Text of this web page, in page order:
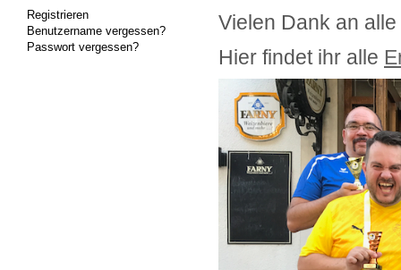
Registrieren
Benutzername vergessen?
Passwort vergessen?
Vielen Dank an
Hier findet ihr alle